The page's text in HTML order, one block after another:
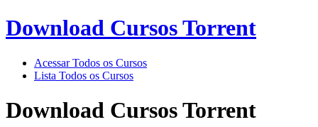
Download Cursos Torrent
Acessar Todos os Cursos
Lista Todos os Cursos
Download Cursos Torrent